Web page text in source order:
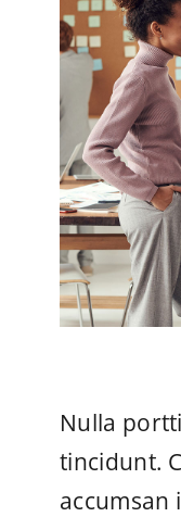
Nulla
tincidunt.
accumsan